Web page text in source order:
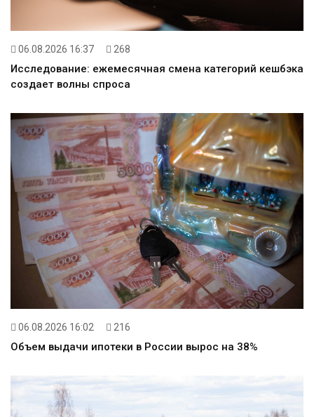
06.08.2026 16:37 268
Исследование: ежемесячная смена категорий кешбэка
создает волны спроса
06.08.2026 16:02 216
Объем выдачи ипотеки в России вырос на 38%